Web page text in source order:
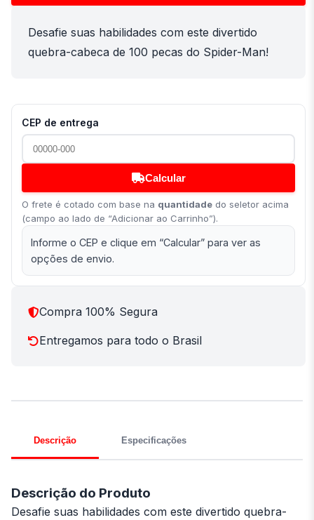
Desafie suas habilidades com este divertido
quebra-cabeca de 100 pecas do Spider-Man!
CEP de entrega
Calcular
O frete é cotado com base na quantidade do seletor acima
(campo ao lado de “Adicionar ao Carrinho”).
Informe o CEP e clique em “Calcular” para ver as
opções de envio.
Compra 100% Segura
Entregamos para todo o Brasil
Descrição Especificações
Descrição do Produto
Desafie suas habilidades com este divertido quebra-